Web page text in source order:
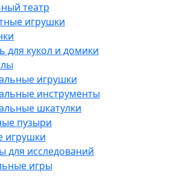
театр
игрушки
для кукол и домики
игрушки
инструменты
шкатулки
пузыри
игрушки
для исследований
игры